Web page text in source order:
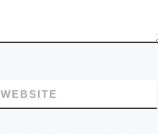
WEBSITE